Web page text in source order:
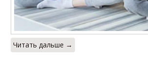
Читать дальше →